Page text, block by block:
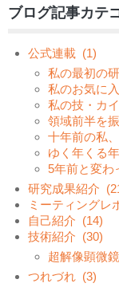
ブログ記事カテ
公式連載 (1)
私の最初の
私のお気に
私の技・カ
領域前半を
十年前の私
ゆく年くる
5年前と変わ
研究成果紹介
ミーティングレ
自己紹介 (14)
技術紹介 (30)
超解像顕微
つれづれ (3)